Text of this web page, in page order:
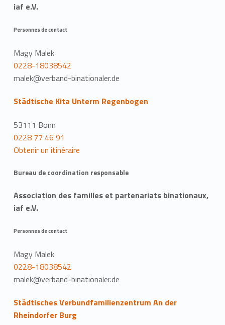
iaf e.V.
Personnes de contact
Magy Malek
0228-18038542
malek@verband-binationaler.de
Städtische Kita Unterm Regenbogen
53111 Bonn
0228 77 46 91
Obtenir un itinéraire
Bureau de coordination responsable
Association des familles et partenariats binationaux,
iaf e.V.
Personnes de contact
Magy Malek
0228-18038542
malek@verband-binationaler.de
Städtisches Verbundfamilienzentrum An der
Rheindorfer Burg